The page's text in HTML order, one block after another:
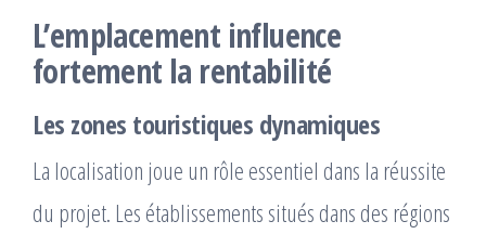
L’emplacement influence
fortement la rentabilité
Les zones touristiques dynamiques
La localisation joue un rôle essentiel dans la réussite
du projet. Les établissements situés dans des régions